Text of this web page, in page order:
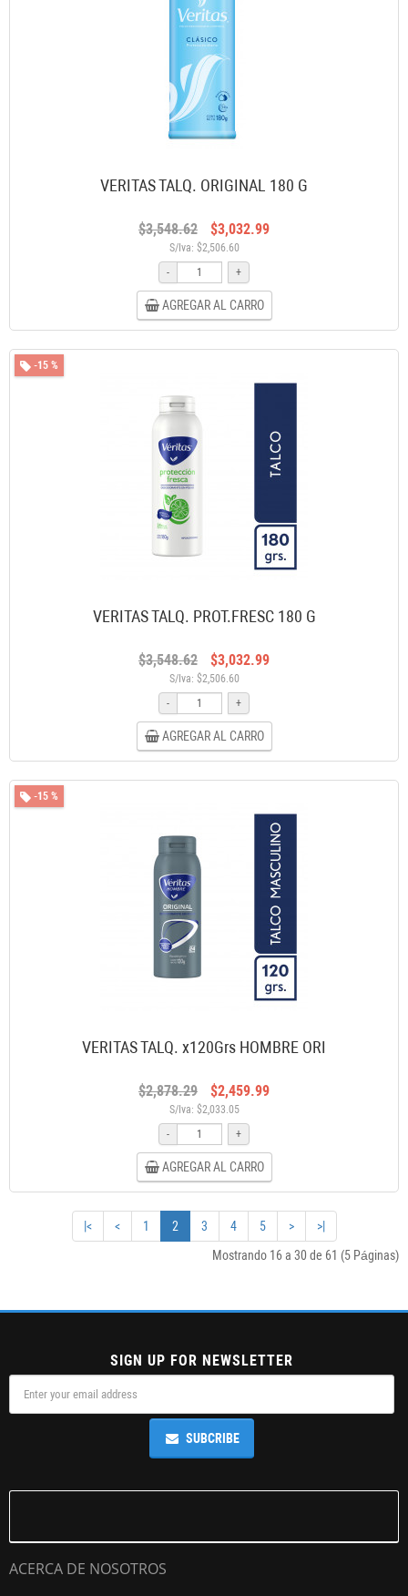
VERITAS TALQ. ORIGINAL 180 G
$3,548.62 $3,032.99
S/Iva: $2,506.60
-
+
AGREGAR AL CARRO
-15 %
VERITAS TALQ. PROT.FRESC 180 G
$3,548.62 $3,032.99
S/Iva: $2,506.60
-
+
AGREGAR AL CARRO
-15 %
VERITAS TALQ. x120Grs HOMBRE ORI
$2,878.29 $2,459.99
S/Iva: $2,033.05
-
+
AGREGAR AL CARRO
|< < 1 2 3 4 5 >
>|
Mostrando 16 a 30 de 61 (5 Páginas)
SIGN UP FOR NEWSLETTER
SUBCRIBE
ACERCA DE NOSOTROS